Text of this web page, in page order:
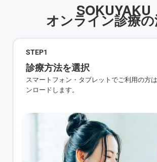
SOKUYAKU
オンライン診療
STEP1
診療方法を選択
スマートフォン・タブレットでご利用の方
ンロードします。